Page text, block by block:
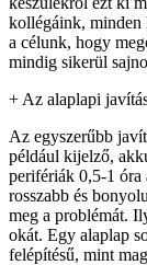
kollégáink, minden
a célunk, hogy
mindig sikerül
+ Az alaplapi
Az egyszerűbb
például kijelző,
perifériák 0,5-1 óra
rosszabb és
meg a problémát.
okát. Egy alaplap
felépítésű, mint